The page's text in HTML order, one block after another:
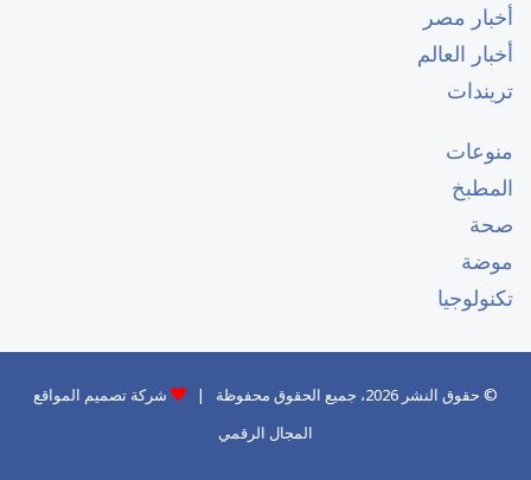
أخبار مصر
أخبار العالم
تريندات
منوعات
المطبخ
صحة
موضة
تكنولوجيا
© حقوق النشر 2026، جميع الحقوق محفوظة |
شركة تصميم المواقع
المجال الرقمي